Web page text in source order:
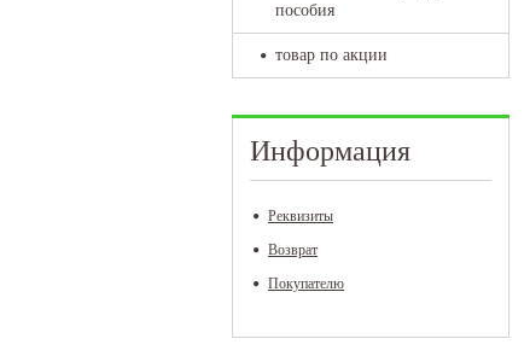
пособия
товар по акции
Информация
Реквизиты
Возврат
Покупателю